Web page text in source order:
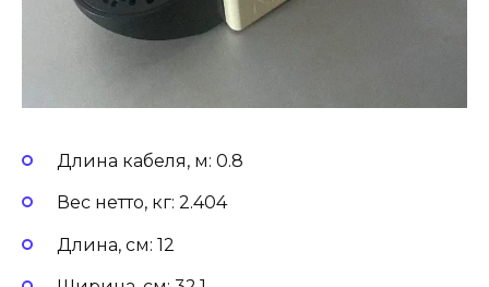
Длина кабеля, м: 0.8
Вес нетто, кг: 2.404
Длина, см: 12